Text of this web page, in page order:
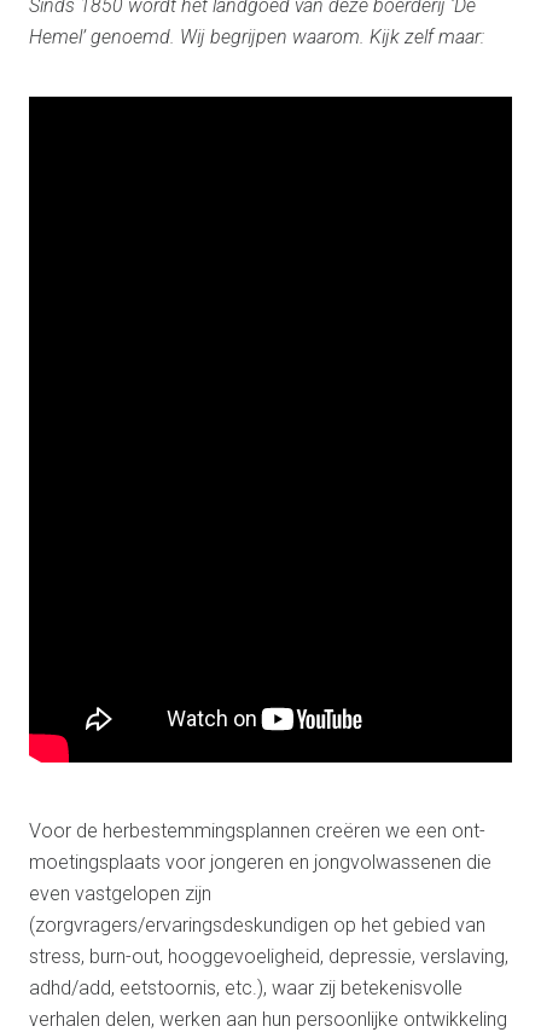
Sinds 1850 wordt het landgoed van deze boerderij ‘De
Hemel’ genoemd. Wij begrijpen waarom. Kijk zelf maar:
Voor de herbestemmingsplannen creëren we een ont-
moetingsplaats voor jongeren en jongvolwassenen die
even vastgelopen zijn
(zorgvragers/ervaringsdeskundigen op het gebied van
stress, burn-out, hooggevoeligheid, depressie, verslaving,
adhd/add, eetstoornis, etc.), waar zij betekenisvolle
verhalen delen, werken aan hun persoonlijke ontwikkeling